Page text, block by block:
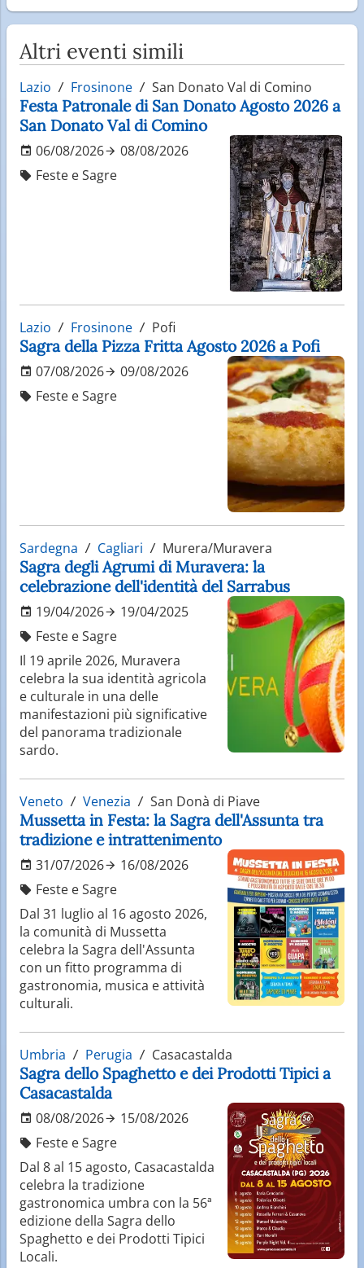
Altri eventi simili
Lazio Frosinone San Donato Val di Comino
Festa Patronale di San Donato Agosto 2026 a
San Donato Val di Comino
06/08/2026
08/08/2026
Feste e Sagre
Lazio Frosinone Pofi
Sagra della Pizza Fritta Agosto 2026 a Pofi
07/08/2026
09/08/2026
Feste e Sagre
Sardegna Cagliari Murera/Muravera
Sagra degli Agrumi di Muravera: la
celebrazione dell'identità del Sarrabus
19/04/2026
19/04/2025
Feste e Sagre
Il 19 aprile 2026, Muravera
celebra la sua identità agricola
e culturale in una delle
manifestazioni più significative
del panorama tradizionale
sardo.
Veneto Venezia San Donà di Piave
Mussetta in Festa: la Sagra dell'Assunta tra
tradizione e intrattenimento
31/07/2026
16/08/2026
Feste e Sagre
Dal 31 luglio al 16 agosto 2026,
la comunità di Mussetta
celebra la Sagra dell'Assunta
con un fitto programma di
gastronomia, musica e attività
culturali.
Umbria Perugia Casacastalda
Sagra dello Spaghetto e dei Prodotti Tipici a
Casacastalda
08/08/2026
15/08/2026
Feste e Sagre
Dal 8 al 15 agosto, Casacastalda
celebra la tradizione
gastronomica umbra con la 56ª
edizione della Sagra dello
Spaghetto e dei Prodotti Tipici
Locali.